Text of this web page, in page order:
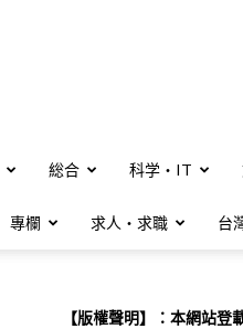
総合 科学・IT
專欄 求人・求職 台
【版權聲明】：本網站